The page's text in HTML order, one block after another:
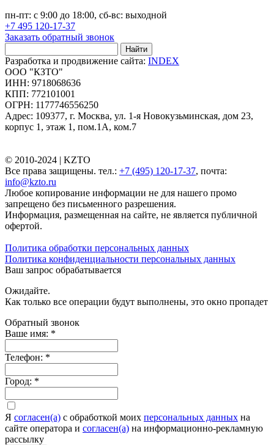
пн-пт: с 9:00 до 18:00, сб-вс: выходной
+7 495 120-17-37
Заказать обратный звонок
Найти
Разработка и продвижение сайта: INDEX
ООО "КЗТО"
ИНН: 9718068636
КПП: 772101001
ОГРН: 1177746556250
Адрес: 109377, г. Москва, ул. 1-я Новокузьминская, дом 23,
корпус 1, этаж 1, пом.1А, ком.7
© 2010-2024 | KZTO
Все права защищены. тел.: +7 (495) 120-17-37, почта:
info@kzto.ru
Любое копирование информации не для нашего промо
запрещено без письменного разрешения.
Информация, размещенная на сайте, не является публичной
офертой.
Политика обработки персональных данных
Политика конфиденциальности персональных данных
Ваш запрос обрабатывается
Ожидайте.
Как только все операции будут выполнены, это окно пропадет
Обратный звонок
Ваше имя: *
Телефон: *
Город: *
Я согласен(а) c обработкой моих персональных данных на
сайте оператора и согласен(а) на информационно-рекламную
рассылку